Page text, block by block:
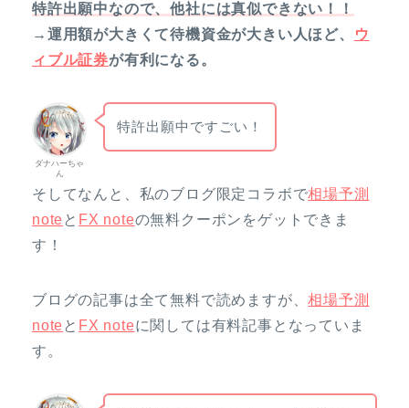
特許出願中なので、他社には真似できない！！
→運用額が大きくて待機資金が大きい人ほど、
ウ
ィブル証券が有利になる。
ダナハーちゃ
ん
特許出願中ですごい！
そしてなんと、私のブログ限定コラボで相場予測
note と FX noteの無料クーポンをゲットできま
す！
ブログの記事は全て無料で読めますが、相場予測
note と FX noteに関しては有料記事となっていま
す。